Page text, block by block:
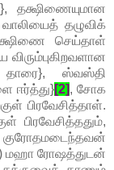
தக்ஷிணையுமான
தழுவிக்
செய்தாள்
ஸ்வஸ்தி
ஈர்த்து}[2], சோக
பிரவேசித்தாள்.
பிரவேசித்ததும்,
குரோதமடைந்தவன்
மஹா ரோஷத்துடன்